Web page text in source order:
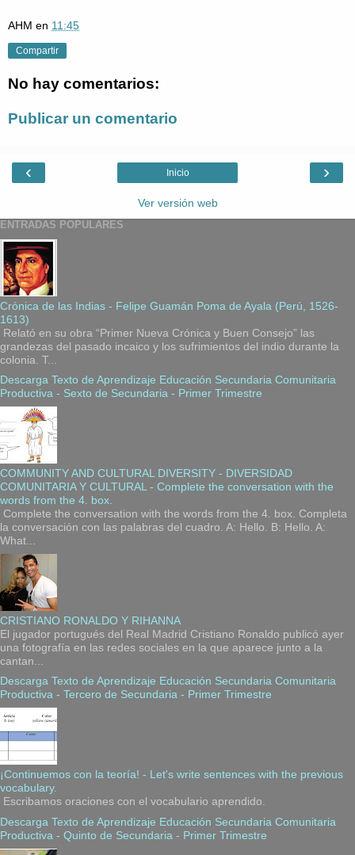
AHM en 11:45
Compartir
No hay comentarios:
Publicar un comentario
‹ ›
Inicio
Ver versión web
ENTRADAS POPULARES
Crónica de las Indias - Felipe Guamán Poma de Ayala (Perú, 1526-
1613)
Relató en su obra “Primer Nueva Crónica y Buen Consejo” las
grandezas del pasado incaico y los sufrimientos del indio durante la
colonia. T...
Descarga Texto de Aprendizaje Educación Secundaria Comunitaria
Productiva - Sexto de Secundaria - Primer Trimestre
COMMUNITY AND CULTURAL DIVERSITY - DIVERSIDAD
COMUNITARIA Y CULTURAL - Complete the conversation with the
words from the 4. box.
Complete the conversation with the words from the 4. box. Completa
la conversación con las palabras del cuadro. A: Hello. B: Hello. A:
What...
CRISTIANO RONALDO Y RIHANNA
El jugador portugués del Real Madrid Cristiano Ronaldo publicó ayer
una fotografía en las redes sociales en la que aparece junto a la
cantan...
Descarga Texto de Aprendizaje Educación Secundaria Comunitaria
Productiva - Tercero de Secundaria - Primer Trimestre
¡Continuemos con la teoría! - Let's write sentences with the previous
vocabulary.
Escribamos oraciones con el vocabulario aprendido.
Descarga Texto de Aprendizaje Educación Secundaria Comunitaria
Productiva - Quinto de Secundaria - Primer Trimestre